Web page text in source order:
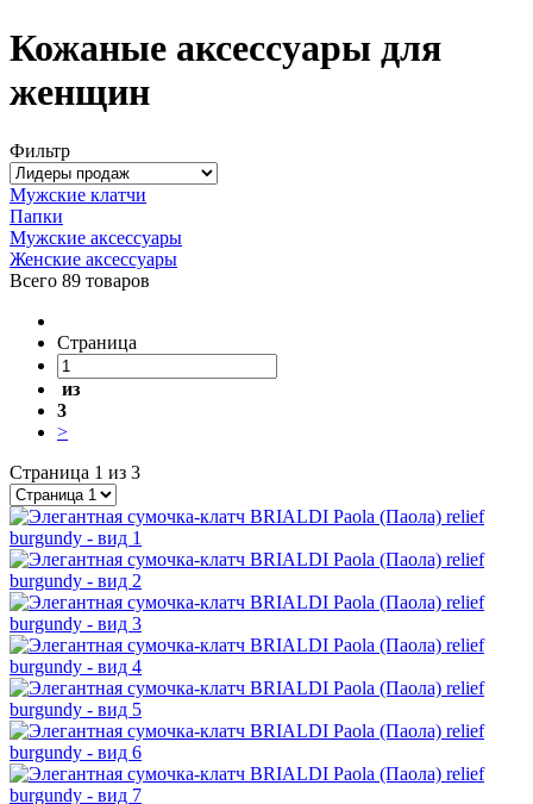
Кожаные аксессуары для
женщин
Фильтр
Мужские клатчи
Папки
Мужские аксессуары
Женские аксессуары
Всего 89 товаров
Страница
из
3
>
Страница 1 из 3